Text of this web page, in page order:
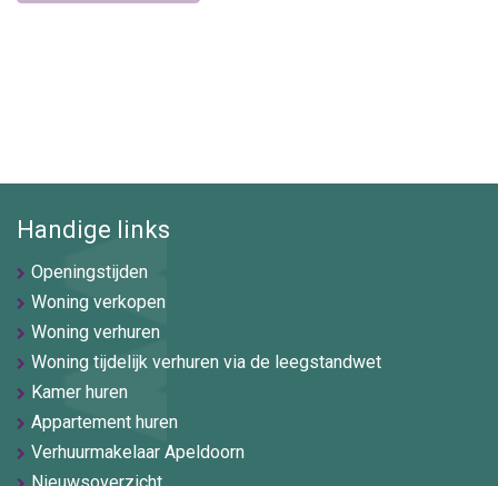
Handige links
Openingstijden
Woning verkopen
Woning verhuren
Woning tijdelijk verhuren via de leegstandwet
Kamer huren
Appartement huren
Verhuurmakelaar Apeldoorn